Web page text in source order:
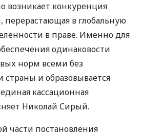
возникает конкуренция
в глобальную
в праве. Именно для
одинаковости
норм всеми без
и образовывается
кассационная
Николай Сирый.
части постановления